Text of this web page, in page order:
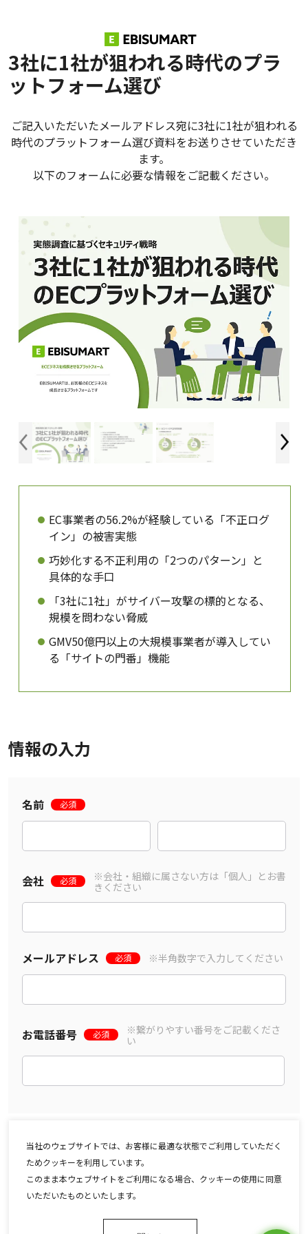
3社に1社が狙われる時代のプラ
ットフォーム選び
ご記入いただいたメールアドレス宛に3社に1社が狙われる
時代のプラットフォーム選び資料をお送りさせていただき
ます。
以下のフォームに必要な情報をご記載ください。
EC事業者の56.2%が経験している「不正ログ
イン」の被害実態
巧妙化する不正利用の「2つのパターン」と
具体的な手口
「3社に1社」がサイバー攻撃の標的となる、
規模を問わない脅威
GMV50億円以上の大規模事業者が導入してい
る「サイトの門番」機能
情報の入力
名前 必須
会社 必須
※会社・組織に属さない方は「個人」とお書
きください
メールアドレス 必須 ※半角数字で入力してください
お電話番号 必須
※繋がりやすい番号をご記載くださ
い
「個人情報の取り扱いに関する確認事項」に同意する
当社のウェブサイトでは、お客様に最適な状態でご利用していただく
ためクッキーを利用しています。
このまま本ウェブサイトをご利用になる場合、クッキーの使用に同意
いただいたものといたします。